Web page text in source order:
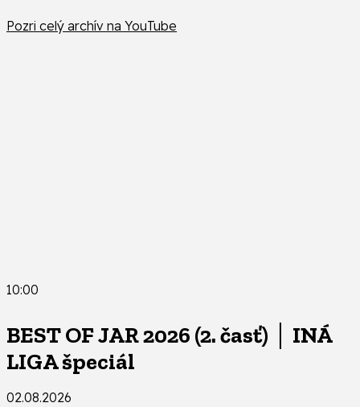
Pozri celý archív na YouTube
10:00
BEST OF JAR 2026 (2. časť) │ INÁ
LIGA špeciál
02.08.2026